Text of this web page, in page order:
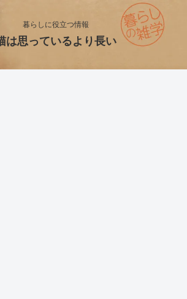
暮らしに役立つ情報
は思っているより長い